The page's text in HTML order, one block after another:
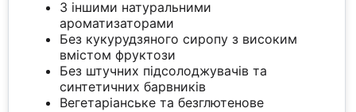
З іншими натуральними
ароматизаторами
Без кукурудзяного сиропу з високим
вмістом фруктози
Без штучних підсолоджувачів та
синтетичних барвників
Вегетаріанське та безглютенове